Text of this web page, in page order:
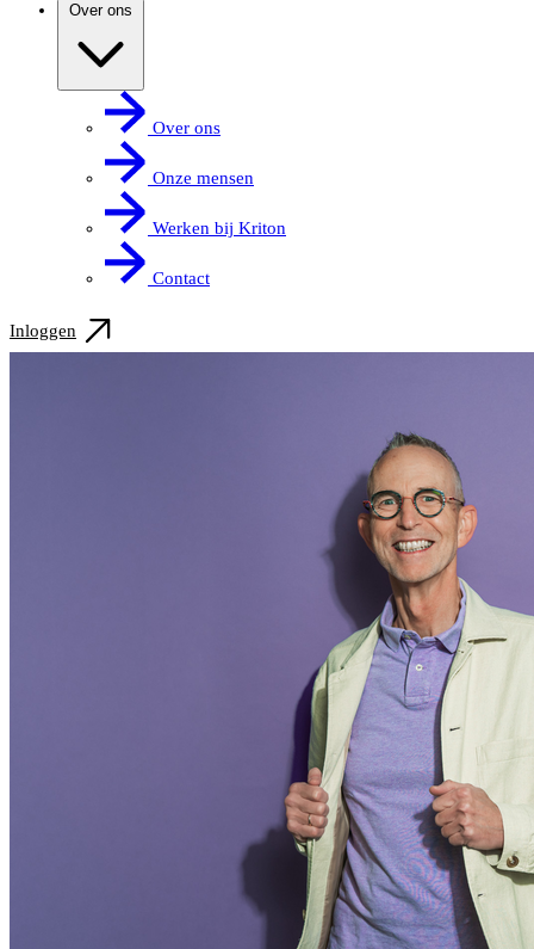
Over ons
Over ons
Onze mensen
Werken bij Kriton
Contact
Inloggen